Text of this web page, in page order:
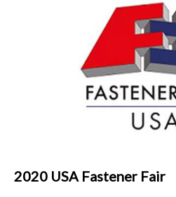
2020 USA Fastener Fair